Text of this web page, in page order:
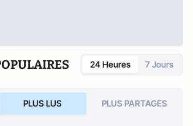
24 Heures 7 Jours
PLUS LUS PLUS PARTAGES